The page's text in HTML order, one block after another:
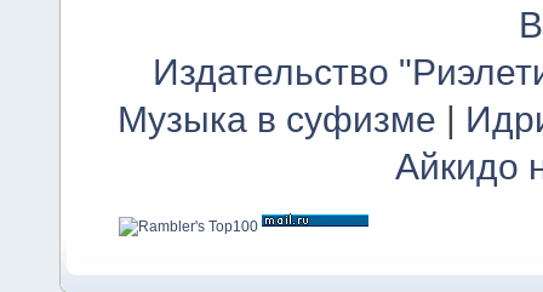
Издательство
Музыка в суфизме |
Айкидо